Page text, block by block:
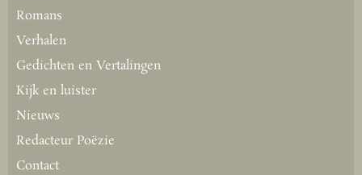
Romans
Verhalen
Gedichten en Vertalingen
Kijk en luister
Nieuws
Redacteur Poëzie
Contact